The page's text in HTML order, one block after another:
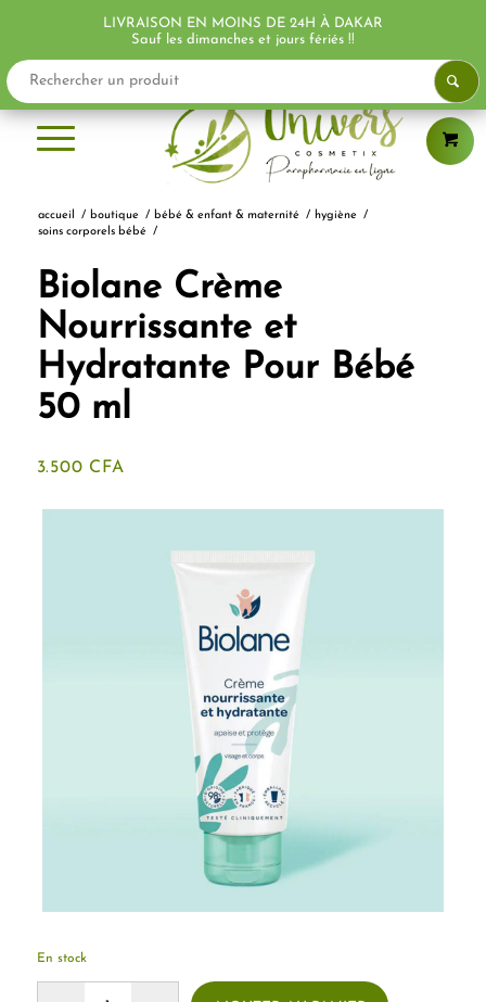
accueil / boutique / bébé & enfant & maternité / hygiène
/
soins corporels bébé
/
Biolane Crème
Nourrissante et
Hydratante Pour Bébé
50 ml
3.500 CFA
En stock
LIVRAISON EN MOINS DE 24H À DAKAR
Sauf les dimanches et jours fériés !!